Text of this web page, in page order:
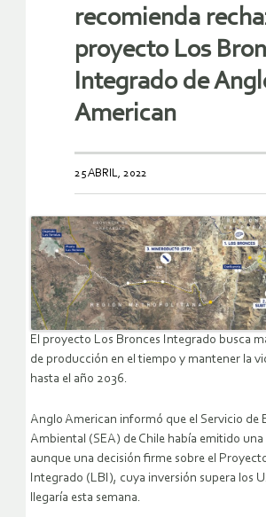
recomienda
proyecto Los
Integrado de
American
25 ABRIL, 2022
El proyecto Los Bronces Integrado busca
de producción en el tiempo y mantener la
hasta el año 2036.
Anglo American informó que el Servicio de
Ambiental (SEA) de Chile había emitido
aunque una decisión firme sobre el
Integrado (LBI), cuya inversión supera los
llegaría esta semana.